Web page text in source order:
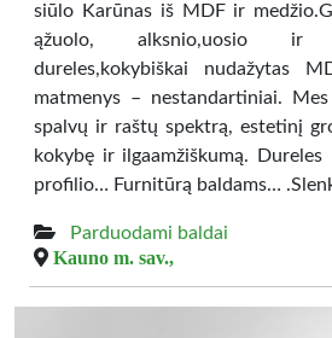
siūlo Karūnas iš MDF ir
ąžuolo, alksnio,uosio ir
dureles,kokybiškai nudažytas
matmenys – nestandartiniai.
spalvų ir raštų spektrą, estetinį
kokybę ir ilgaamžiškumą.
profilio… Furnitūrą baldams…
Parduodami baldai
Kauno m. sav.,